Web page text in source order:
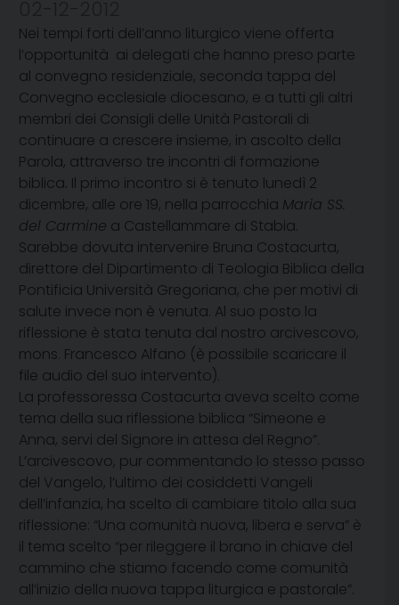
Nei tempi forti dell’anno liturgico viene offerta
l’opportunità ai delegati che hanno preso parte
al convegno residenziale, seconda tappa del
Convegno ecclesiale diocesano, e a tutti gli altri
membri dei Consigli delle Unità Pastorali di
continuare a crescere insieme, in ascolto della
Parola, attraverso tre incontri di formazione
biblica. Il primo incontro si è tenuto lunedì 2
dicembre, alle ore 19, nella parrocchia Maria SS.
del Carmine a Castellammare di Stabia.
Sarebbe dovuta intervenire Bruna Costacurta,
direttore del Dipartimento di Teologia Biblica della
Pontificia Università Gregoriana, che per motivi di
salute invece non è venuta. Al suo posto la
riflessione è stata tenuta dal nostro arcivescovo,
mons. Francesco Alfano (è possibile scaricare il
file audio del suo intervento).
La professoressa Costacurta aveva scelto come
tema della sua riflessione biblica “Simeone e
Anna, servi del Signore in attesa del Regno”.
L’arcivescovo, pur commentando lo stesso passo
del Vangelo, l’ultimo dei cosiddetti Vangeli
dell’infanzia, ha scelto di cambiare titolo alla sua
riflessione: “Una comunità nuova, libera e serva” è
il tema scelto “per rileggere il brano in chiave del
cammino che stiamo facendo come comunità
all’inizio della nuova tappa liturgica e pastorale”.